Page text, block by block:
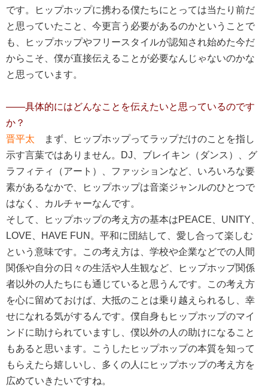
です。ヒップホップに携わる僕たちにとっては当たり前だ
と思っていたこと、今更言う必要があるのかということで
も、ヒップホップやフリースタイルが認知され始めた今だ
からこそ、僕が直接伝えることが必要なんじゃないのかな
と思っています。
――具体的にはどんなことを伝えたいと思っているのです
か？
晋平太
まず、ヒップホップってラップだけのことを指し
示す言葉ではありません。DJ、ブレイキン（ダンス）、グ
ラフィティ（アート）、ファッションなど、いろいろな要
素があるなかで、ヒップホップは音楽ジャンルのひとつで
はなく、カルチャーなんです。
そして、ヒップホップの考え方の基本はPEACE、UNITY、
LOVE、HAVE FUN。平和に団結して、愛し合って楽しむ
という意味です。この考え方は、学校や企業などでの人間
関係や自分の日々の生活や人生観など、ヒップホップ関係
者以外の人たちにも通じていると思うんです。この考え方
を心に留めておけば、大抵のことは乗り越えられるし、幸
せになれる気がするんです。僕自身もヒップホップのマイ
ンドに助けられていますし、僕以外の人の助けになること
もあると思います。こうしたヒップホップの本質を知って
もらえたら嬉しいし、多くの人にヒップホップの考え方を
広めていきたいですね。